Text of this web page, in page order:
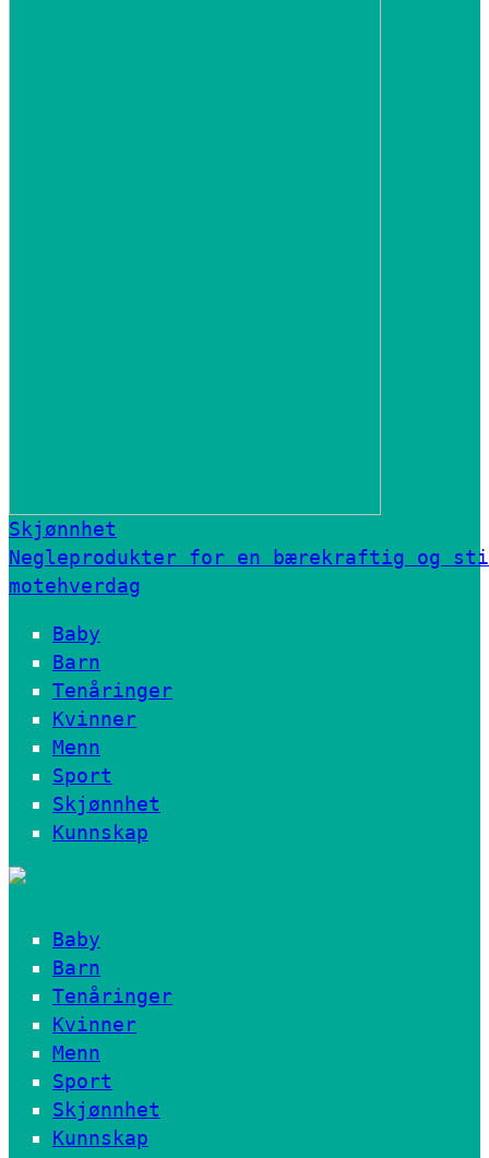
Skjønnhet
Negleprodukter for en bærekraftig og
motehverdag
Baby
Barn
Tenåringer
Kvinner
Menn
Sport
Skjønnhet
Kunnskap
Baby
Barn
Tenåringer
Kvinner
Menn
Sport
Skjønnhet
Kunnskap